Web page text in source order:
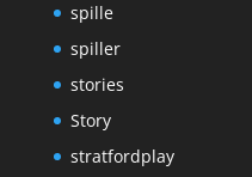
spille
spiller
stories
Story
stratfordplay